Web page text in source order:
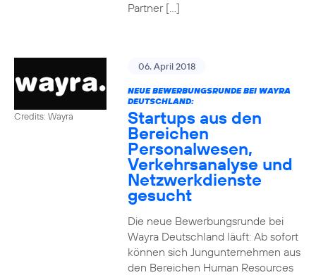
Partner […]
Credits: Wayra
06. April 2018
NEUE BEWERBUNGSRUNDE BEI WAYRA
DEUTSCHLAND:
Startups aus den
Bereichen
Personalwesen,
Verkehrsanalyse und
Netzwerkdienste
gesucht
Die neue Bewerbungsrunde bei
Wayra Deutschland läuft: Ab sofort
können sich Jungunternehmen aus
den Bereichen Human Resources